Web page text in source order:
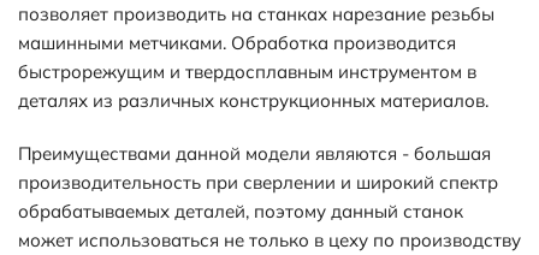
позволяет производить на станках нарезание резьбы
машинными метчиками. Обработка производится
быстрорежущим и твердосплавным инструментом в
деталях из различных конструкционных материалов.
Преимуществами данной модели являются - большая
производительность при сверлении и широкий спектр
обрабатываемых деталей, поэтому данный станок
может использоваться не только в цеху по производству